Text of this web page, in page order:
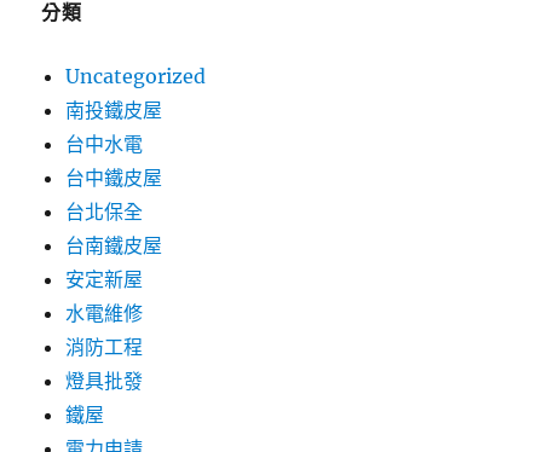
分類
Uncategorized
南投鐵皮屋
台中水電
台中鐵皮屋
台北保全
台南鐵皮屋
安定新屋
水電維修
消防工程
燈具批發
鐵屋